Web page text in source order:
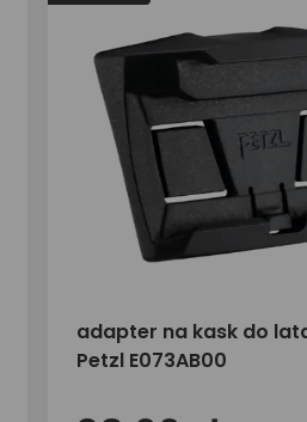
adapter na kask do
Petzl E073AB00